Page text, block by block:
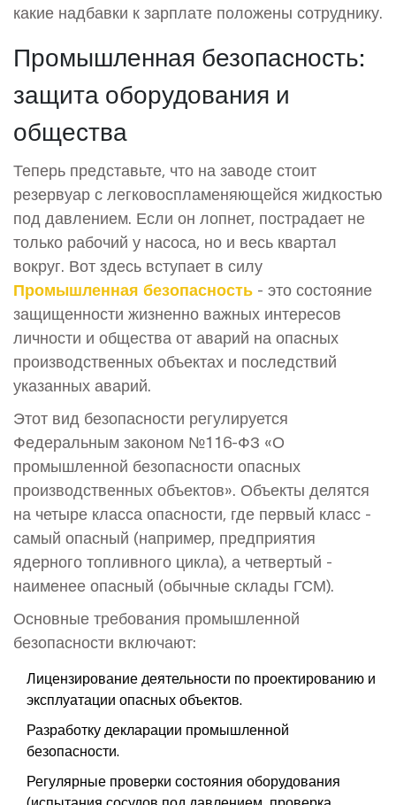
какие надбавки к зарплате положены сотруднику.
Промышленная безопасность:
защита оборудования и
общества
Теперь представьте, что на заводе стоит
резервуар с легковоспламеняющейся жидкостью
под давлением. Если он лопнет, пострадает не
только рабочий у насоса, но и весь квартал
вокруг. Вот здесь вступает в силу
Промышленная безопасность - это состояние
защищенности жизненно важных интересов
личности и общества от аварий на опасных
производственных объектах и последствий
указанных аварий.
Этот вид безопасности регулируется
Федеральным законом №116-ФЗ «О
промышленной безопасности опасных
производственных объектов». Объекты делятся
на четыре класса опасности, где первый класс -
самый опасный (например, предприятия
ядерного топливного цикла), а четвертый -
наименее опасный (обычные склады ГСМ).
Основные требования промышленной
безопасности включают:
Лицензирование деятельности по проектированию и
эксплуатации опасных объектов.
Разработку декларации промышленной
безопасности.
Регулярные проверки состояния оборудования
(испытания сосудов под давлением, проверка